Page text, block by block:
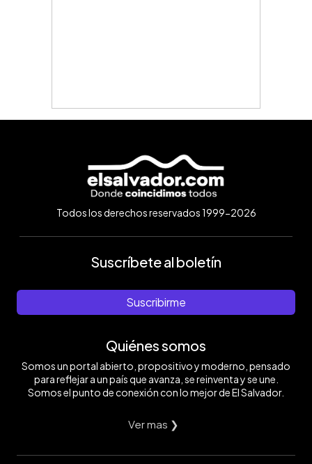
Todos los derechos reservados 1999-2026
Suscríbete al boletín
Suscribirme
Quiénes somos
Somos un portal abierto, propositivo y moderno, pensado
para reflejar a un país que avanza, se reinventa y se une.
Somos el punto de conexión con lo mejor de El Salvador.
Ver mas ❯